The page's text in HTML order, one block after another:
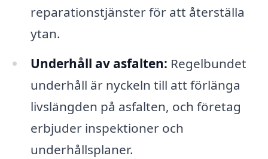
reparationstjänster för att återställa
ytan.
Underhåll av asfalten: Regelbundet
underhåll är nyckeln till att förlänga
livslängden på asfalten, och företag
erbjuder inspektioner och
underhållsplaner.